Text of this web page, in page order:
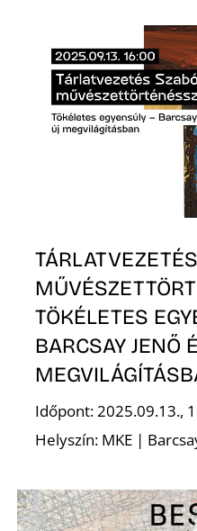
TÖKÉLETES
BARCSAY JENŐ
Időpont: 2025.09.13.,
Helyszín: MKE |